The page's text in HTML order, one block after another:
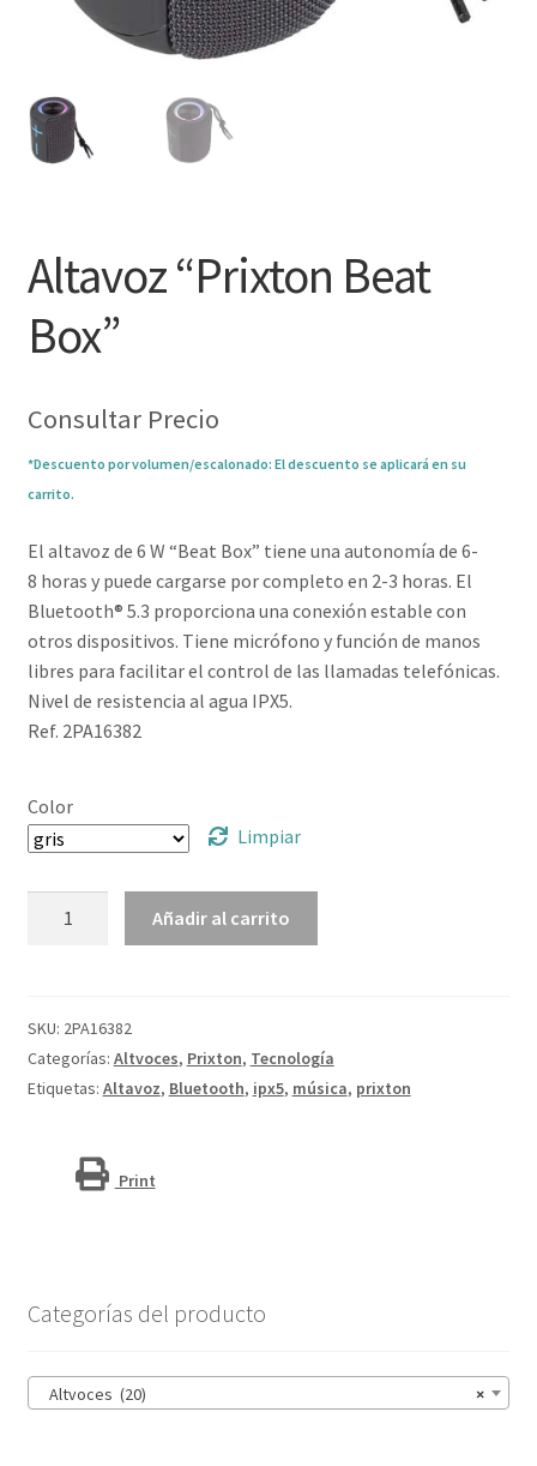
Altavoz “Prixton Beat
Box”
Consultar Precio
*Descuento por volumen/escalonado: El descuento se aplicará en su
carrito.
El altavoz de 6 W “Beat Box” tiene una autonomía de 6-
8 horas y puede cargarse por completo en 2-3 horas. El
Bluetooth® 5.3 proporciona una conexión estable con
otros dispositivos. Tiene micrófono y función de manos
libres para facilitar el control de las llamadas telefónicas.
Nivel de resistencia al agua IPX5.
Ref. 2PA16382
Color
Limpiar
cantidad
Añadir al carrito
SKU: 2PA16382
Categorías: Altvoces, Prixton, Tecnología
Etiquetas: Altavoz, Bluetooth, ipx5, música, prixton
Print
Categorías del producto
×
Altvoces (20)